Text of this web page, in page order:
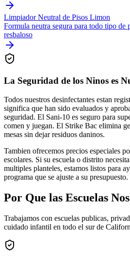
Limpiador Neutral de Pisos Limon
Formula neutra segura para todo tipo
resbaloso
La Seguridad de los Ninos es
Todos nuestros desinfectantes estan
significa que han sido evaluados y
seguridad. El Sani-10 es seguro para
comen y juegan. El Strike Bac elimina
mesas sin dejar residuos daninos.
Tambien ofrecemos precios especiales
escolares. Si su escuela o distrito
multiples planteles, estamos listos para
programa que se ajuste a su presupuesto.
Por Que las Escuelas
Trabajamos con escuelas publicas,
cuidado infantil en todo el sur de